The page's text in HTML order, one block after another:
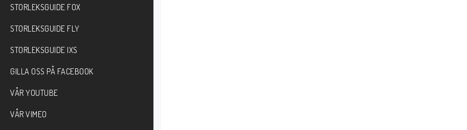
STORLEKSGUIDE FOX
STORLEKSGUIDE FLY
STORLEKSGUIDE IXS
GILLA OSS PÅ FACEBOOK
VÅR YOUTUBE
VÅR VIMEO